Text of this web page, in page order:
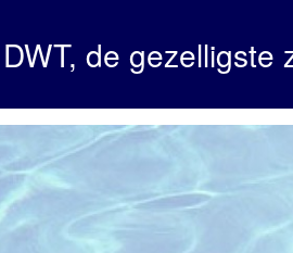
DWT, de gezelligste